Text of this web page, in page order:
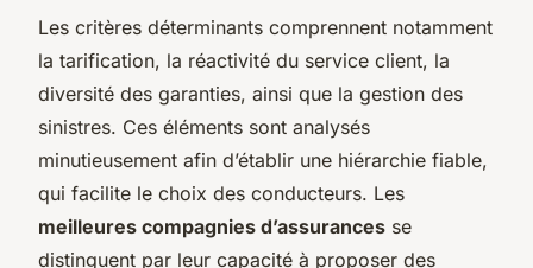
Les critères déterminants comprennent notamment
la tarification, la réactivité du service client, la
diversité des garanties, ainsi que la gestion des
sinistres. Ces éléments sont analysés
minutieusement afin d’établir une hiérarchie fiable,
qui facilite le choix des conducteurs. Les
meilleures compagnies d’assurances se
distinguent par leur capacité à proposer des